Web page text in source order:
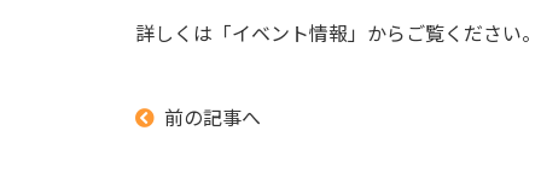
詳しくは「イベント情報」からご覧ください。
前の記事へ